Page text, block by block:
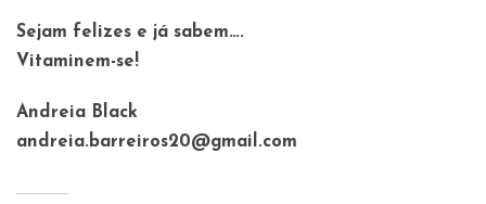
Sejam felizes e já sabem….
Vitaminem-se!
Andreia Black
andreia.barreiros20@gmail.com